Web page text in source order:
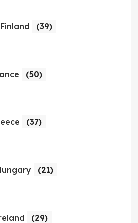
(39)
(50)
(37)
(21)
(29)